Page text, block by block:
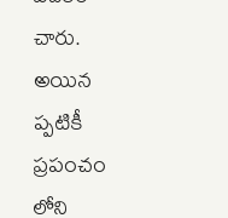
చారు.
అయిన
ప్పటికీ
ప్రపంచం
లోని